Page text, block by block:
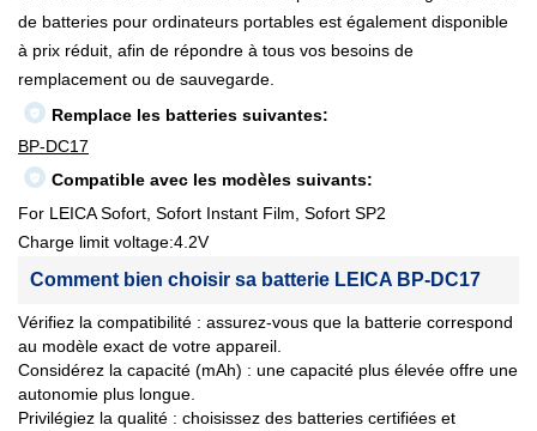
de batteries pour ordinateurs portables est également disponible
à prix réduit, afin de répondre à tous vos besoins de
remplacement ou de sauvegarde.
Remplace les batteries suivantes:
BP-DC17
Compatible avec les modèles suivants:
For LEICA Sofort, Sofort Instant Film, Sofort SP2
Charge limit voltage:4.2V
Comment bien choisir sa batterie LEICA BP-DC17
Vérifiez la compatibilité : assurez-vous que la batterie correspond
au modèle exact de votre appareil.
Considérez la capacité (mAh) : une capacité plus élevée offre une
autonomie plus longue.
Privilégiez la qualité : choisissez des batteries certifiées et